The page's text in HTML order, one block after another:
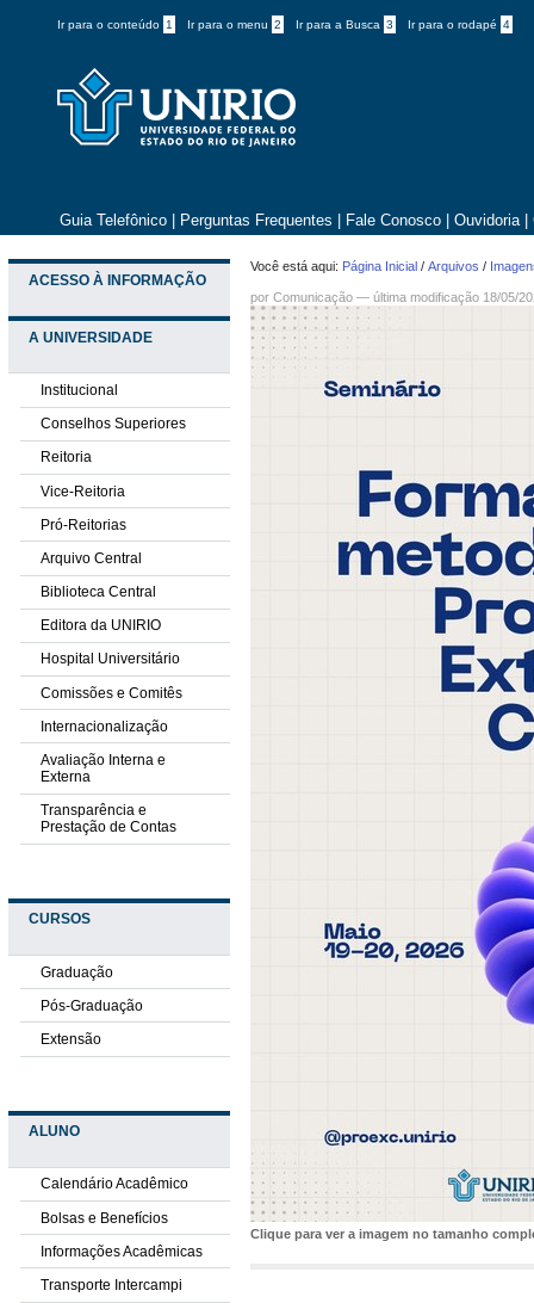
Ir para o conteúdo 1 Ir para o menu 2 Ir para a Busca 3 Ir para o rodapé 4
Guia Telefônico Perguntas Frequentes Fale Conosco Ouvidoria
ACESSO À INFORMAÇÃO
A UNIVERSIDADE
Institucional
Conselhos Superiores
Reitoria
Vice-Reitoria
Pró-Reitorias
Arquivo Central
Biblioteca Central
Editora da UNIRIO
Hospital Universitário
Comissões e Comitês
Internacionalização
Avaliação Interna e
Externa
Transparência e
Prestação de Contas
CURSOS
Graduação
Pós-Graduação
Extensão
ALUNO
Calendário Acadêmico
Bolsas e Benefícios
Informações Acadêmicas
Transporte Intercampi
Você está aqui: Página Inicial /Arquivos /
porComunicação —última modificação 18/05/
Clique para ver a imagem no tamanho